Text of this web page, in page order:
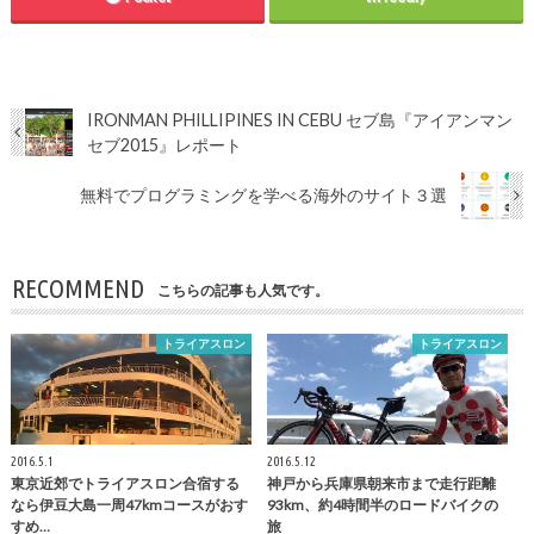
IRONMAN PHILLIPINES IN CEBU セブ島『アイアンマン
セブ2015』レポート
無料でプログラミングを学べる海外のサイト３選
RECOMMEND こちらの記事も人気です。
トライアスロン
2016.5.1
東京近郊でトライアスロン合宿する
なら伊豆大島一周47kmコースがおす
すめ…
トライアスロン
2016.5.12
神戸から兵庫県朝来市まで走行距離
93km、約4時間半のロードバイクの
旅